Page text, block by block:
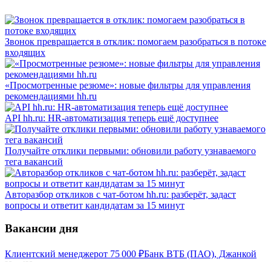
Звонок превращается в отклик: помогаем разобраться в потоке
входящих
«Просмотренные резюме»: новые фильтры для управления
рекомендациями hh.ru
API hh.ru: HR-автоматизация теперь ещё доступнее
Получайте отклики первыми: обновили работу узнаваемого
тега вакансий
Авторазбор откликов с чат-ботом hh.ru: разберёт, задаст
вопросы и ответит кандидатам за 15 минут
Вакансии дня
Клиентский менеджерот 75 000 ₽Банк ВТБ (ПАО), Джанкой